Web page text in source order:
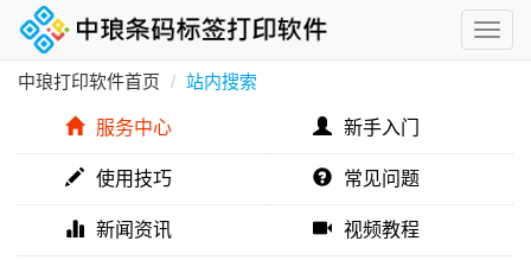
中琅打印软件首页 站内搜索
服务中心 新手入门
使用技巧 常见问题
新闻资讯 视频教程